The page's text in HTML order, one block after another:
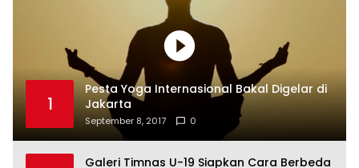
1
Pesta Yoga Internasional Bakal Digelar di
Jakarta
September 8, 2017 0
Galeri Timnas U-19 Siapkan Cara Berbeda